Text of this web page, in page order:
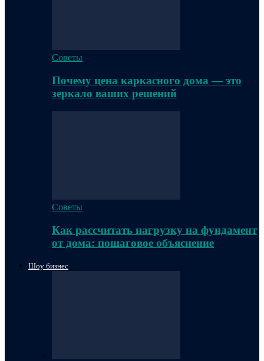
Советы
Почему цена каркасного дома — это
зеркало ваших решений
Советы
Как рассчитать нагрузку на фундамент
от дома: пошаговое объяснение
Шоу бизнес